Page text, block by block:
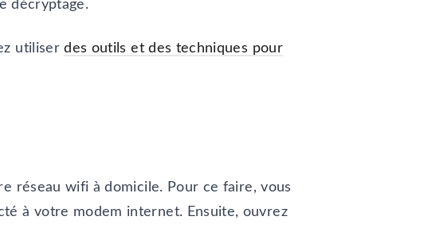
décryptage.
utiliserdes outils et des techniques pour
réseau wifi à domicile. Pour ce faire, vous
à votre modem internet. Ensuite, ouvrez